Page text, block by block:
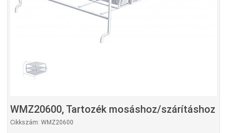
WMZ20600, Tartozék mosáshoz/szárításhoz
Cikkszám: WMZ20600